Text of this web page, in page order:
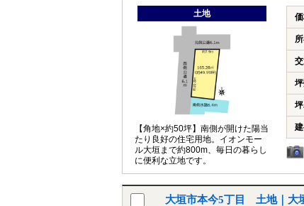
土地
【角地×約50坪】南側が開けた陽当
たり良好の住宅用地。イオンモー
ル大垣まで約800m、毎日の暮らし
に便利な立地です。
大垣市本今5丁目 土地｜大